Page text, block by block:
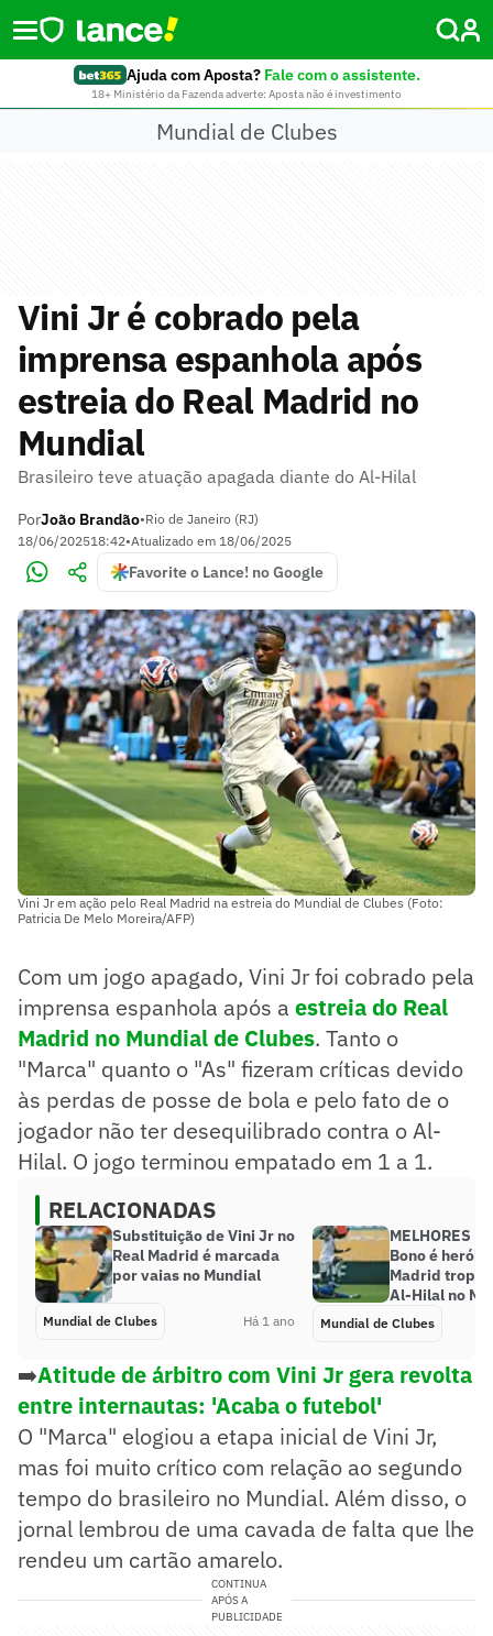
Ajuda com Aposta? Fale com o assistente.
18+ Ministério da Fazenda adverte: Aposta não é investimento
Mundial de Clubes
Vini Jr é cobrado pela
imprensa espanhola após
estreia do Real Madrid no
Mundial
Brasileiro teve atuação apagada diante do Al-Hilal
PorJoão Brandão•Rio de Janeiro (RJ)
18/06/202518:42•Atualizado em 18/06/2025
Favorite o Lance! no Google
Vini Jr em ação pelo Real Madrid na estreia do Mundial de Clubes (Foto:
Patricia De Melo Moreira/AFP)
Com um jogo apagado, Vini Jr foi cobrado pela
imprensa espanhola após a estreia do Real
Madrid no Mundial de Clubes. Tanto o
"Marca" quanto o "As" fizeram críticas devido
às perdas de posse de bola e pelo fato de o
jogador não ter desequilibrado contra o Al-
Hilal. O jogo terminou empatado em 1 a 1.
RELACIONADAS
Substituição de Vini Jr no
Real Madrid é marcada
por vaias no Mundial
Mundial de Clubes Há 1 ano
MELHORES
Bono é herói,
Madrid
Al-Hilal no
Mundial de Clubes
➡️Atitude de árbitro com Vini Jr gera revolta
entre internautas: 'Acaba o futebol'
O "Marca" elogiou a etapa inicial de Vini Jr,
mas foi muito crítico com relação ao segundo
tempo do brasileiro no Mundial. Além disso, o
jornal lembrou de uma cavada de falta que lhe
rendeu um cartão amarelo.
CONTINUA
APÓS A
PUBLICIDADE